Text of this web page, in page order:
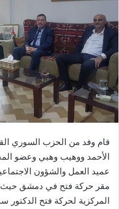
قام وفد من الحزب السوري
الأحمد ووهيب وهبي وعضو
عميد العمل والشؤون
مقر حركة فتح في دمشق حيث
المركزية لحركة فتح